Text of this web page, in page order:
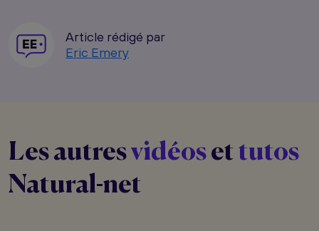
Article rédigé par
Eric Emery
Les autresvidéosettutos
Natural-net